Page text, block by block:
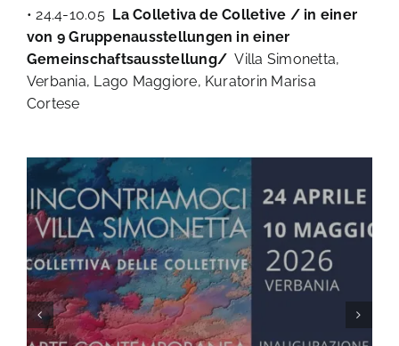
KONTAKT
• 24.4-10.05 La Colletiva de Colletive / in einer
von 9 Gruppenausstellungen in einer
Gemeinschaftsausstellung/Villa Simonetta,
Verbania, Lago Maggiore, Kuratorin Marisa
Cortese